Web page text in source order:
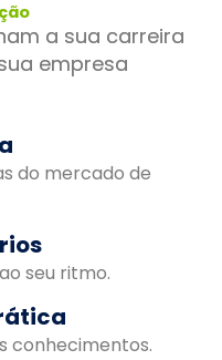
a sua carreira
empresa
do mercado de
seu ritmo.
conhecimentos.